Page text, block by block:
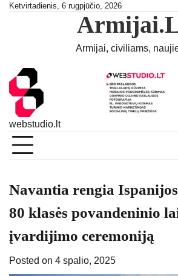
SkipKetvirtadienis, 6 rugpjūčio, 2026
Armijai, civiliams,
webstudio.lt
Navantia rengia
80 klasės povandeninio
įvardijimo ceremoniją
Posted on 4 spalio, 2025